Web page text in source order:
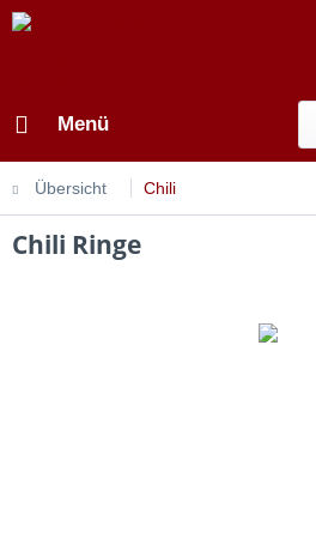
Menü
Übersicht Chili
Chili Ringe